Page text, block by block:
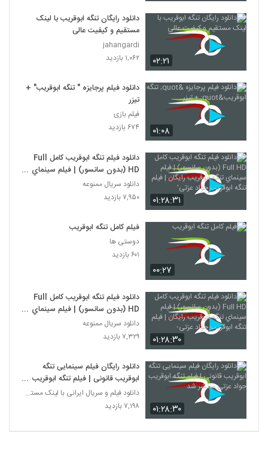
۰۲:۲۱
دانلود رایگان تنگه ابوقریب با لینک
مستقیم و کیفیت عالی
jahangardi
۱,۰۶۲ بازدید
۰۱:۰۸
دانلود فیلم پرجایزه " تنگه ابوقریب" +
تیزر
فیلم بازی
۶۷۴ بازدید
۰۱:۲۸:۳۱
دانلود فيلم تنگه ابوقریب کامل Full
HD (بدون سانسور) | فيلم سينماي
تنگه ابوقریب رایگان | فيلم تنگه
ابوقریب جواد عزتی'
دانلود سریال ممنوعه
۷,۹۵۰ بازدید
۰۰:۲۷
فیلم کامل تنگه ابوقریب
دوستی ها
۶۰۱ بازدید
۰۱:۲۸:۳۰
دانلود فيلم تنگه ابوقریب کامل Full
HD (بدون سانسور) | فيلم سينماي
تنگه ابوقریب رایگان | فيلم تنگه
ابوقریب جواد عزتی-
دانلود سریال ممنوعه
۷,۳۲۹ بازدید
۰۱:۲۸:۳۰
دانلود رایگان فيلم سينمایی تنگه
ابوقریب قانونی | فيلم تنگه ابوقریب
جواد عزتی منتشر شد
دانلود فیلم و سریال ایرانی با لینک مستقیم
۷,۱۹۸ بازدید